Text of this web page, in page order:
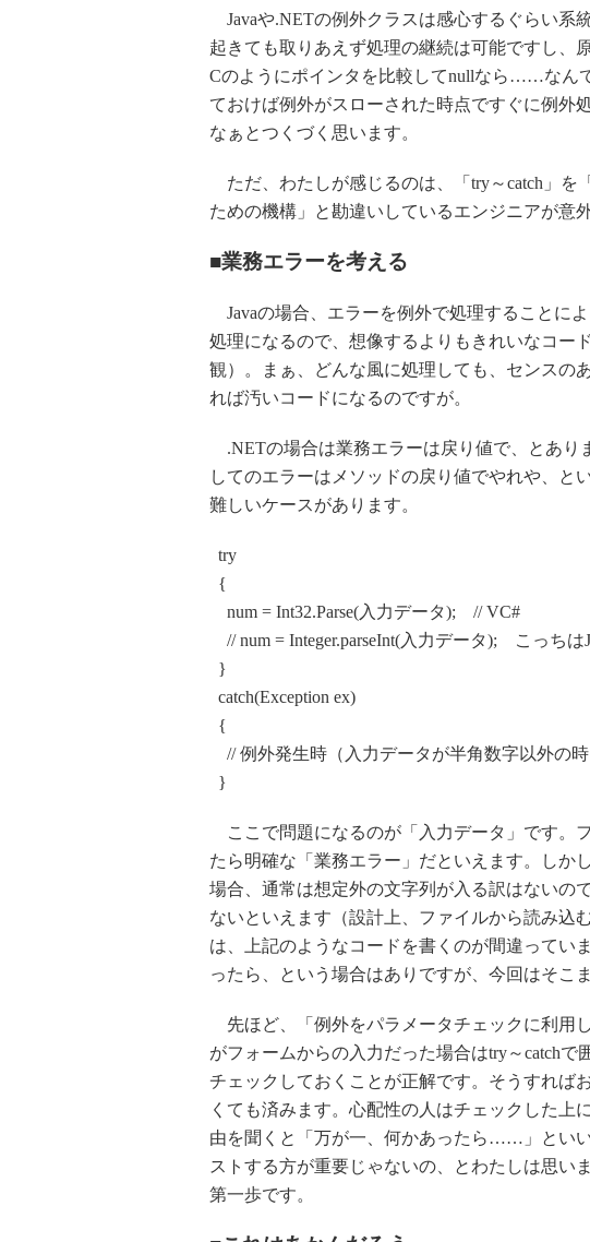
Javaや.NETの例外クラスは感心するぐらい系
起きても取りあえず処理の継続は可能ですし、
Cのようにポインタを比較してnullなら……なん
ておけば例外がスローされた時点ですぐに例外
なぁとつくづく思います。
ただ、わたしが感じるのは、「try～catch」を
ための機構」と勘違いしているエンジニアが意
■業務エラーを考える
Javaの場合、エラーを例外で処理することに
処理になるので、想像するよりもきれいなコー
観）。まぁ、どんな風に処理しても、センスの
れば汚いコードになるのですが。
.NETの場合は業務エラーは戻り値で、とあり
してのエラーはメソッドの戻り値でやれや、と
難しいケースがあります。
try
{
num = Int32.Parse(入力データ); // VC#
// num = Integer.parseInt(入力データ); こっちは
}
catch(Exception ex)
{
// 例外発生時（入力データが半角数字以外の
}
ここで問題になるのが「入力データ」です。
たら明確な「業務エラー」だといえます。しか
場合、通常は想定外の文字列が入る訳はないの
ないといえます（設計上、ファイルから読み込
は、上記のようなコードを書くのが間違ってい
ったら、という場合はありですが、今回はそこ
先ほど、「例外をパラメータチェックに利用
がフォームからの入力だった場合はtry～catch
チェックしておくことが正解です。そうすれば
くても済みます。心配性の人はチェックした上
由を聞くと「万が一、何かあったら……」とい
ストする方が重要じゃないの、とわたしは思い
第一歩です。